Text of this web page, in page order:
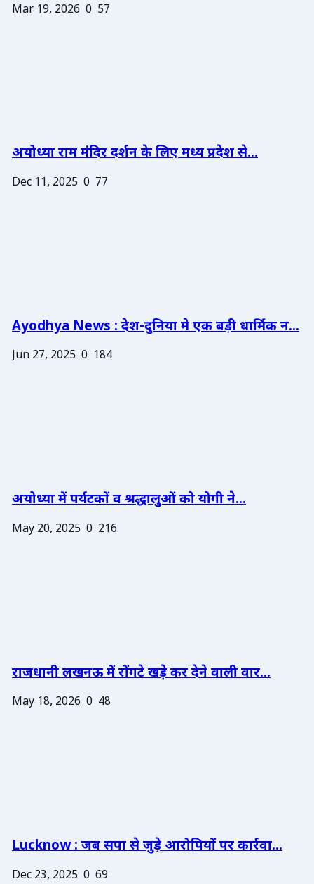
Mar 19, 2026 0 57
अयोध्या राम मंदिर दर्शन के लिए मध्य प्रदेश से...
Dec 11, 2025 0 77
Ayodhya News : देश-दुनिया मे एक बड़ी धार्मिक न...
Jun 27, 2025 0 184
अयोध्या में पर्यटकों व श्रद्धालुओं को योगी ने...
May 20, 2025 0 216
राजधानी लखनऊ में रोंगटे खड़े कर देने वाली वार...
May 18, 2026 0 48
Lucknow : जब सपा से जुड़े आरोपियों पर कार्रवा...
Dec 23, 2025 0 69